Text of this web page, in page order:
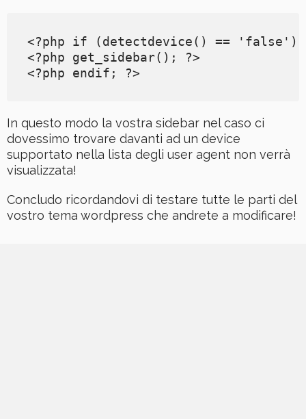
<?php if (detectdevice() == 'false')
<?php get_sidebar(); ?>
<?php endif; ?>
In questo modo la vostra sidebar nel caso ci
dovessimo trovare davanti ad un device
supportato nella lista degli user agent non verrà
visualizzata!
Concludo ricordandovi di testare tutte le parti del
vostro tema wordpress che andrete a modificare!